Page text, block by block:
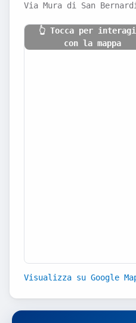
Via Mura di San
👆 Tocca per
con la mappa
Visualizza su Google